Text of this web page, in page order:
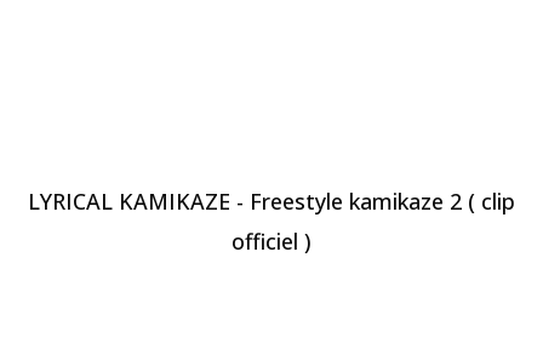
LYRICAL KAMIKAZE - Freestyle kamikaze 2 ( clip
officiel )